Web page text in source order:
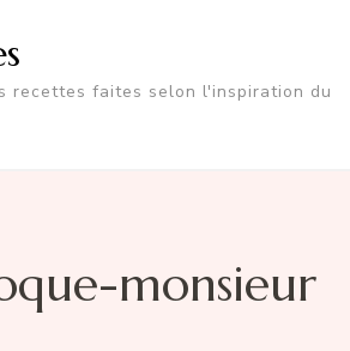
recettes faites selon l'inspiration du
monsieur